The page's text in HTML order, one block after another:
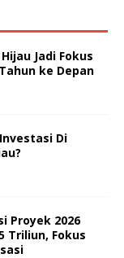
Jadi Fokus
ke Depan
Di
Proyek 2026
Triliun, Fokus